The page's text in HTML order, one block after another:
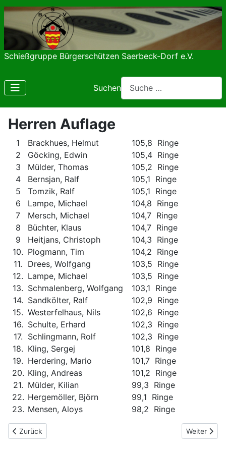
Schießgruppe Bürgerschützen Saerbeck-Dorf e.V.
Suchen
Herren Auflage
1 Brackhues, Helmut
105,8 Ringe
2
Göcking, Edwin
105,4 Ringe
3
Mülder, Thomas
105,2 Ringe
4
Bernsjan, Ralf
105,1 Ringe
5
Tomzik, Ralf
105,1 Ringe
6
Lampe, Michael
104,8 Ringe
7
Mersch, Michael
104,7 Ringe
8
Büchter, Klaus
104,7 Ringe
9
Heitjans, Christoph
104,3 Ringe
10. Plogmann, Tim
104,2 Ringe
11.
Drees, Wolfgang
103,5 Ringe
12. Lampe, Michael
103,5 Ringe
13. Schmalenberg, Wolfgang
103,1 Ringe
14. Sandkölter, Ralf
102,9 Ringe
15. Westerfelhaus, Nils
102,6 Ringe
16. Schulte, Erhard
102,3 Ringe
17. Schlingmann, Rolf
102,3 Ringe
18. Kling, Sergej
101,8 Ringe
19. Herdering, Mario
101,7 Ringe
20. Kling, Andreas
101,2 Ringe
21. Mülder, Kilian
99,3 Ringe
22. Hergemöller, Björn
99,1 Ringe
23. Mensen, Aloys 98,2 Ringe
Vorheriger Beitrag: Damen Mannschaft Auflage
Zurück Nächster
Weiter